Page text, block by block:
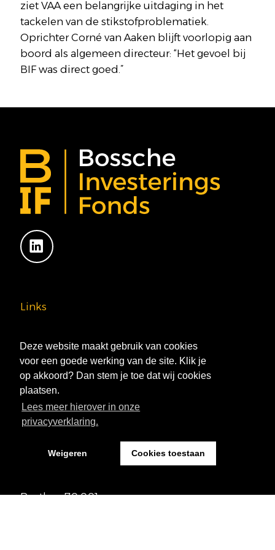
Deze website maakt gebruik van cookies
voor een goede werking van de site. Klik je
op akkoord? Dan stem je toe dat wij cookies
plaatsen.
Lees meer hierover in onze
privacyverklaring.
Weigeren Cookies toestaan
ziet VAA een belangrijke uitdaging in het
tackelen van de stikstofproblematiek.
Oprichter Corné van Aaken blijft voorlopig aan
boord als algemeen directeur: “Het gevoel bij
BIF was direct goed.”
Links
Over BIF
Coaching
Portfolio
Actueel
Contact
Adres
Helftheuvelweg 11
5222 AV ’s-Hertogenbosch
Postbus 70.001